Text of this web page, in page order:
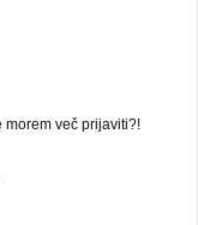
morem več prijaviti?!